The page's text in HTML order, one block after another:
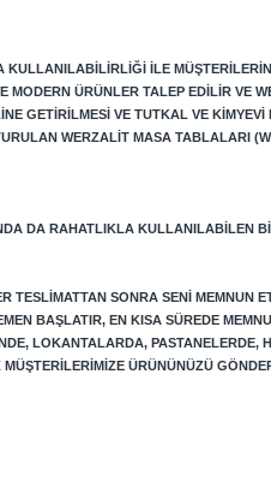
ILE
ÜRÜNLER TALEP EDILIR VE
GETIRILMESI VE TUTKAL VE
WERZALIT MASA TABLALARI
DA RAHATLIKLA KULLANILABILEN
TESLIMATTAN SONRA SENI MEMNUN
BAŞLATIR, EN KISA SÜREDE
LOKANTALARDA,
ÜRÜNÜNÜZÜ